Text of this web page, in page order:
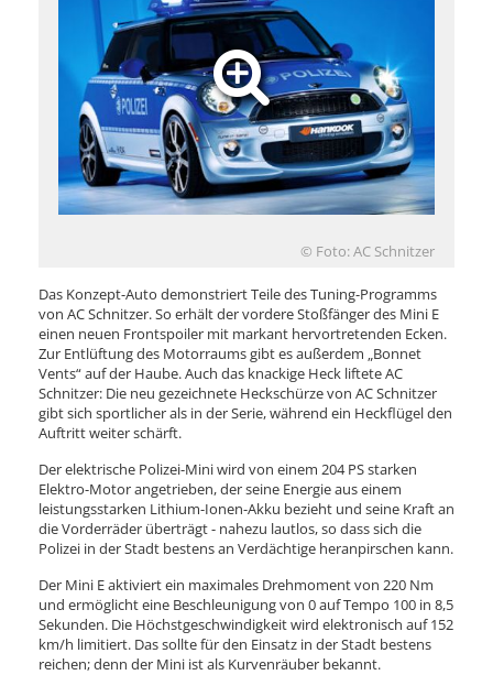
© Foto: AC Schnitzer
Das Konzept-Auto demonstriert Teile des Tuning-Programms
von AC Schnitzer. So erhält der vordere Stoßfänger des Mini E
einen neuen Frontspoiler mit markant hervortretenden Ecken.
Zur Entlüftung des Motorraums gibt es außerdem „Bonnet
Vents“ auf der Haube. Auch das knackige Heck liftete AC
Schnitzer: Die neu gezeichnete Heckschürze von AC Schnitzer
gibt sich sportlicher als in der Serie, während ein Heckflügel den
Auftritt weiter schärft.
Der elektrische Polizei-Mini wird von einem 204 PS starken
Elektro-Motor angetrieben, der seine Energie aus einem
leistungsstarken Lithium-Ionen-Akku bezieht und seine Kraft an
die Vorderräder überträgt - nahezu lautlos, so dass sich die
Polizei in der Stadt bestens an Verdächtige heranpirschen kann.
Der Mini E aktiviert ein maximales Drehmoment von 220 Nm
und ermöglicht eine Beschleunigung von 0 auf Tempo 100 in 8,5
Sekunden. Die Höchstgeschwindigkeit wird elektronisch auf 152
km/h limitiert. Das sollte für den Einsatz in der Stadt bestens
reichen; denn der Mini ist als Kurvenräuber bekannt.